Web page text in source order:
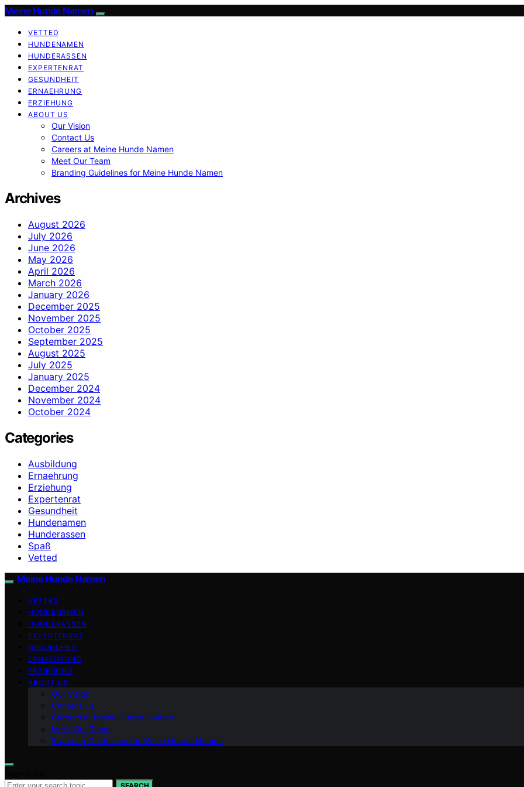
Meine Hunde Namen
VETTED
HUNDENAMEN
HUNDERASSEN
EXPERTENRAT
GESUNDHEIT
ERNAEHRUNG
ERZIEHUNG
ABOUT US
Our Vision
Contact Us
Careers at Meine Hunde Namen
Meet Our Team
Branding Guidelines for Meine Hunde Namen
Archives
August 2026
July 2026
June 2026
May 2026
April 2026
March 2026
January 2026
December 2025
November 2025
October 2025
September 2025
August 2025
July 2025
January 2025
December 2024
November 2024
October 2024
Categories
Ausbildung
Ernaehrung
Erziehung
Expertenrat
Gesundheit
Hundenamen
Hunderassen
Spaß
Vetted
Meine Hunde Namen
VETTED
HUNDENAMEN
HUNDERASSEN
EXPERTENRAT
GESUNDHEIT
ERNAEHRUNG
ERZIEHUNG
ABOUT US
Our Vision
Contact Us
Careers at Meine Hunde Namen
Meet Our Team
Branding Guidelines for Meine Hunde Namen